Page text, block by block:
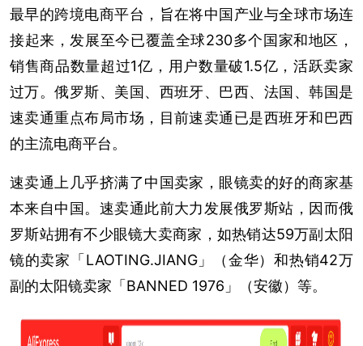
最早的跨境电商平台，旨在将中国产业与全球市场连
接起来，发展至今已覆盖全球230多个国家和地区，
销售商品数量超过1亿，用户数量破1.5亿，活跃卖家
过万。俄罗斯、美国、西班牙、巴西、法国、韩国是
速卖通重点布局市场，目前速卖通已是西班牙和巴西
的主流电商平台。
速卖通上几乎挤满了中国卖家，眼镜卖的好的商家基
本来自中国。速卖通此前大力发展俄罗斯站，因而俄
罗斯站拥有不少眼镜大卖商家，如热销达59万副太阳
镜的卖家「LAOTING.JIANG」（金华）和热销42万
副的太阳镜卖家「BANNED 1976」（安徽）等。